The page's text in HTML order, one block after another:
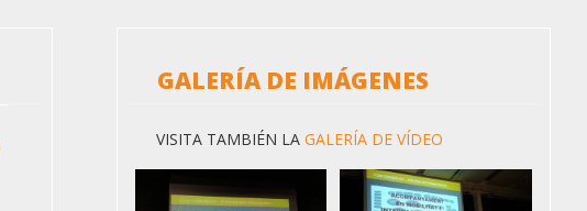
GALERÍA DE IMÁGENES
VISITA TAMBIÉN LAGALERÍA DE VÍDEO